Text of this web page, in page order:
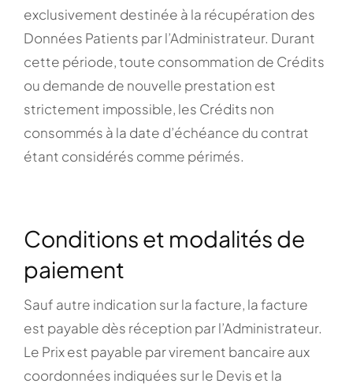
exclusivement destinée à la récupération des
Données Patients par l’Administrateur. Durant
cette période, toute consommation de Crédits
ou demande de nouvelle prestation est
strictement impossible, les Crédits non
consommés à la date d’échéance du contrat
étant considérés comme périmés.
Conditions et modalités de
paiement
Sauf autre indication sur la facture, la facture
est payable dès réception par l’Administrateur.
Le Prix est payable par virement bancaire aux
coordonnées indiquées sur le Devis et la